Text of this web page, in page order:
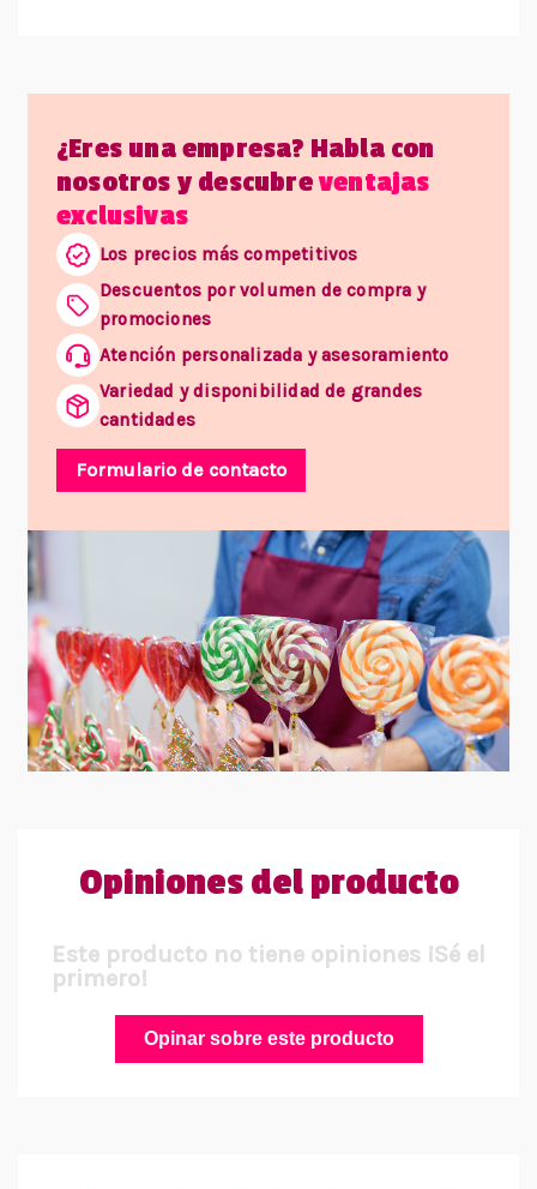
¿Eres una empresa? Habla con
nosotros y descubreventajas
exclusivas
Los precios más competitivos
Descuentos por volumen de compra y
promociones
Atención personalizada y asesoramiento
Variedad y disponibilidad de grandes
cantidades
Formulario de contacto
Opiniones del producto
Este producto no tiene opiniones ¡Sé el
primero!
Opinar sobre este producto